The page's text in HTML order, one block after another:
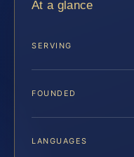
At a glance
SERVING
FOUNDED
LANGUAGES